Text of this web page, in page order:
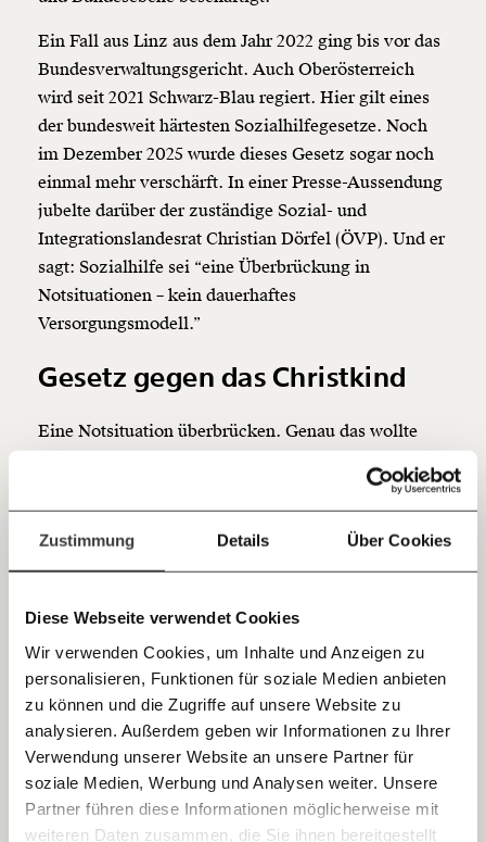
Zustimmung Details Über Cookies
Diese Webseite verwendet Cookies
Wir verwenden Cookies, um Inhalte und Anzeigen zu
personalisieren, Funktionen für soziale Medien anbieten
zu können und die Zugriffe auf unsere Website zu
analysieren. Außerdem geben wir Informationen zu Ihrer
Verwendung unserer Website an unsere Partner für
soziale Medien, Werbung und Analysen weiter. Unsere
Partner führen diese Informationen möglicherweise mit
weiteren Daten zusammen, die Sie ihnen bereitgestellt
Immer auf dem Laufenden
bleiben mit unseren gratis
E-Mail-Newslettern!
Veränderung
beginnt mit Dir!
WerdeFördermitgliedund wir können gemeinsam
unsere Wirtschaft so gestalten, dass sie für alle
funktioniert. Unsere Recherchen sind für alle frei im
Netz. Unabhängig und werbefrei. Und das wird auch
unterstütze uns mit Deinem Mitgliedsbeitrag.
Du überweist lieber direkt?
Kontoinhaber: Momentum Institut - Verein für
sozialen Fortschritt
Jetzt
einfach
teilen.
E-Mail
Whatsapp
Ein Fall aus Linz aus dem Jahr 2022 ging bis vor das
Bundesverwaltungsgericht. Auch Oberösterreich
wird seit 2021 Schwarz-Blau regiert. Hier gilt eines
der bundesweit härtesten Sozialhilfegesetze. Noch
im Dezember 2025 wurde dieses Gesetz sogar noch
einmal mehr verschärft. In einer Presse-Aussendung
jubelte darüber der zuständige Sozial- und
Integrationslandesrat Christian Dörfel (ÖVP). Und er
sagt: Sozialhilfe sei “eine Überbrückung in
Notsituationen – kein dauerhaftes
Versorgungsmodell.”
Gesetz gegen das Christkind
Eine Notsituation überbrücken. Genau das wollte
aus Linz. Er war längere Zeit wohnungslos gewesen.
Mit Unterstützung einer Erwachsenenvertreterin des
Vertretungsnetzes fand er eine Wohnung. Was fehlte:
Bett, Kühlschrank, Herd, vielleicht noch eine
Monat, von der auch die Miete abgezogen wurde,
konnte sich das nicht ausgehen.
Da kam die “Aktion Christkindl” gelegen - eine
vorweihnachtliche Spendenaktion der
“Oberösterreichischen Nachrichten”. Leser:innen der
Zeitung spenden um ihren Mitmenschen helfen zu
können. Ein Akt der Nächstenliebe und Solidarität.